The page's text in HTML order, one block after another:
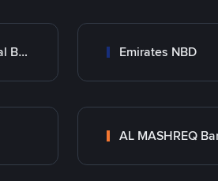
Abu Dhabi Commercial Bank ADCB Emirates NBD
AL MASHREQ